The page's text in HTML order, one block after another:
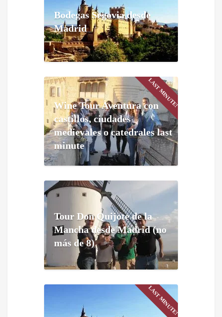
Bodegas Segovia desde
Madrid
LAST MINUTE!
Wine Tour Aventura con
castillos, ciudades
medievales o catedrales last
minute
Tour Don Quijote de la
Mancha desde Madrid (no
más de 8)
LAST MINUTE!